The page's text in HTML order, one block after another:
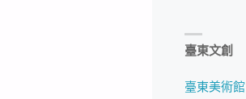
臺東文創
臺東美術館